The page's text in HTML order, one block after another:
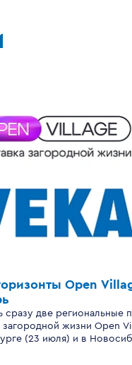
Open
сразу две региональные
загородной жизни Open
(23 июля) и в